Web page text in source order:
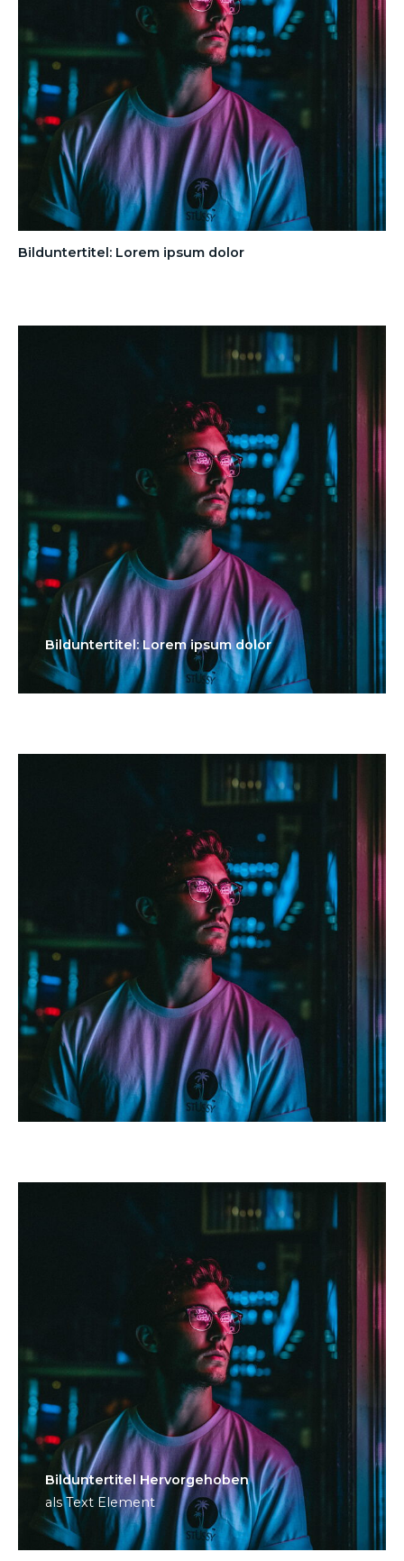
Bilduntertitel: Lorem ipsum dolor
Bilduntertitel: Lorem ipsum dolor
Bild­unter­titel Hervorgehoben
als Text Element